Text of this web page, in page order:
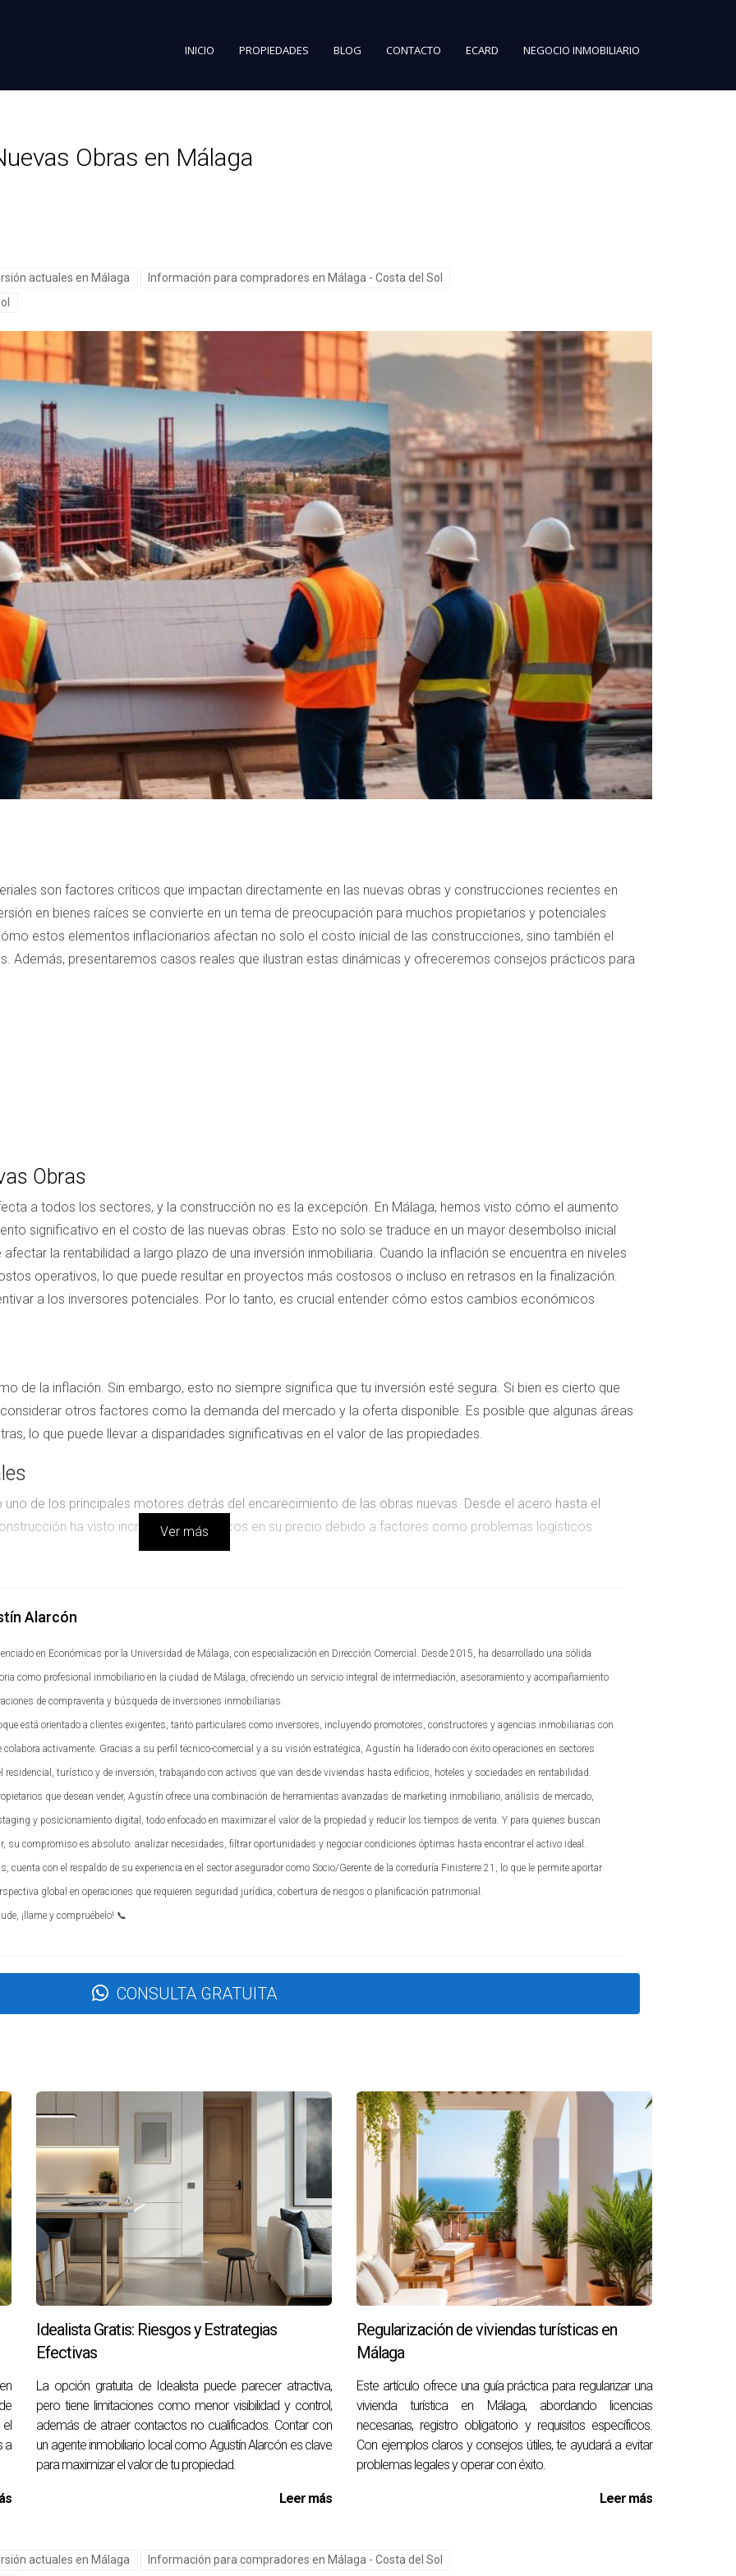
INICIO PROPIEDADES BLOG CONTACTO ECARD NEGOCIO INMOBILIARIO
Obras en Málaga
actuales en Málaga
Información para compradores en Málaga - Costa del Sol
son factores críticos que impactan directamente en las nuevas obras y construcciones recientes en
en bienes raíces se convierte en un tema de preocupación para muchos propietarios y potenciales
estos elementos inflacionarios afectan no solo el costo inicial de las construcciones, sino también el
Además, presentaremos casos reales que ilustran estas dinámicas y ofreceremos consejos prácticos para
Obras
a todos los sectores, y la construcción no es la excepción. En Málaga, hemos visto cómo el aumento
significativo en el costo de las nuevas obras. Esto no solo se traduce en un mayor desembolso inicial
la rentabilidad a largo plazo de una inversión inmobiliaria. Cuando la inflación se encuentra en niveles
operativos, lo que puede resultar en proyectos más costosos o incluso en retrasos en la finalización.
a los inversores potenciales. Por lo tanto, es crucial entender cómo estos cambios económicos
de la inflación. Sin embargo, esto no siempre significa que tu inversión esté segura. Si bien es cierto que
otros factores como la demanda del mercado y la oferta disponible. Es posible que algunas áreas
lo que puede llevar a disparidades significativas en el valor de las propiedades.
de los principales motores detrás del encarecimiento de las obras nuevas. Desde el acero hasta el
ha visto incrementos drásticos en su precio debido a factores como problemas logísticos
más significativos que otros. Por ejemplo:
debido a restricciones comerciales.
la alta demanda y problemas en la cadena de suministro.
un 15% y un 25%, afectando el costo total del proyecto.
sino también al comprador final, quien debe estar preparado para pagar más por propiedades que antes
Obra
a:
obras, lo que incrementa aún más los costos.
tanto para desarrolladores como para inversores.
las inversiones inmobiliarias, veamos algunos casos reales:
con un presupuesto estimado basado en costos anteriores. Sin embargo, con el aumento inesperado del
su presupuesto inicial un 25%. Esto llevó a retrasos significativos y frustración entre los compradores
debido a la escasez de mano de obra cualificada. Aunque inicialmente se proyectó abrir sus puertas en
no solo afectó al desarrollador económicamente sino también a los futuros inquilinos que esperaban
sostenible; sin embargo, el aumento inesperado en los costos materiales obligó al propietario a
financiero inicial, esta decisión resultó ser beneficiosa a largo plazo, ya que atrajo a inquilinos interesados
son realidades con las que debemos lidiar al considerar inversiones inmobiliarias. Sin embargo, esto no
económicas. Aquí hay algunos consejos prácticos para navegar por este complejo panorama:
experimentados que puedan guiarte durante todo el proceso.
y ajusta tus expectativas según sea necesario.
Ver más
Alarcón
en Económicas por la Universidad de Málaga, con especialización en Dirección Comercial. Desde 2015, ha desarrollado una sólida
como profesional inmobiliario en la ciudad de Málaga, ofreciendo un servicio integral de intermediación, asesoramiento y acompañamiento
de compraventa y búsqueda de inversiones inmobiliarias.
está orientado a clientes exigentes, tanto particulares como inversores, incluyendo promotores, constructores y agencias inmobiliarias con
colabora activamente. Gracias a su perfil técnico-comercial y a su visión estratégica, Agustín ha liderado con éxito operaciones en sectores
residencial, turístico y de inversión, trabajando con activos que van desde viviendas hasta edificios, hoteles y sociedades en rentabilidad.
que desean vender, Agustín ofrece una combinación de herramientas avanzadas de marketing inmobiliario, análisis de mercado,
y posicionamiento digital, todo enfocado en maximizar el valor de la propiedad y reducir los tiempos de venta. Y para quienes buscan
su compromiso es absoluto: analizar necesidades, filtrar oportunidades y negociar condiciones óptimas hasta encontrar el activo ideal.
cuenta con el respaldo de su experiencia en el sector asegurador como Socio/Gerente de la correduría Finisterre 21, lo que le permite aportar
global en operaciones que requieren seguridad jurídica, cobertura de riesgos o planificación patrimonial.
¡llame y compruébelo! 📞
CONSULTA GRATUITA
a
Idealista Gratis: Riesgos y Estrategias
Efectivas
La opción gratuita de Idealista puede parecer atractiva,
pero tiene limitaciones como menor visibilidad y control,
además de atraer contactos no cualificados. Contar con
un agente inmobiliario local como Agustín Alarcón es clave
para maximizar el valor de tu propiedad.
Leer más
Regularización de viviendas turísticas en
Málaga
Este artículo ofrece una guía práctica para regularizar una
vivienda turística en Málaga, abordando licencias
necesarias, registro obligatorio y requisitos específicos.
Con ejemplos claros y consejos útiles, te ayudará a evitar
problemas legales y operar con éxito.
Leer más
actuales en Málaga
Información para compradores en Málaga - Costa del Sol